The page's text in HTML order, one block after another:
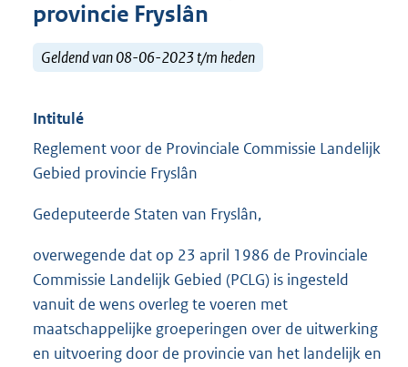
provincie Fryslân
Geldend van 08-06-2023 t/m heden
Intitulé
Reglement voor de Provinciale Commissie Landelijk
Gebied provincie Fryslân
Gedeputeerde Staten van Fryslân,
overwegende dat op 23 april 1986 de Provinciale
Commissie Landelijk Gebied (PCLG) is ingesteld
vanuit de wens overleg te voeren met
maatschappelijke groeperingen over de uitwerking
en uitvoering door de provincie van het landelijk en